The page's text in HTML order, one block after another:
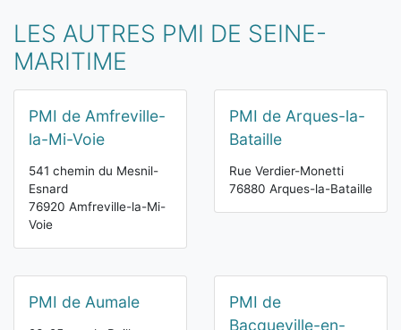
LES AUTRES PMI DE SEINE-
MARITIME
PMI de Amfreville-
la-Mi-Voie
541 chemin du Mesnil-
Esnard
76920 Amfreville-la-Mi-
Voie
PMI de Arques-la-
Bataille
Rue Verdier-Monetti
76880 Arques-la-Bataille
PMI de Aumale
PMI de
Bacqueville-en-